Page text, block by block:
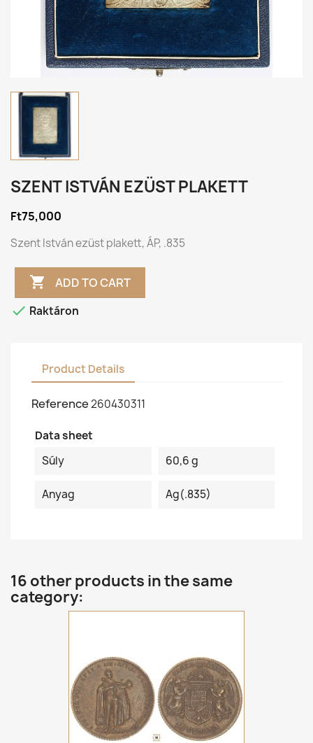
SZENT ISTVÁN EZÜST PLAKETT
Ft75,000
Szent István ezüst plakett, ÁP, .835
 ADD TO CART
 Raktáron
Product Details
Reference260430311
Data sheet
Súly
60,6 g
Anyag Ag(.835)
16 other products in the same
category: